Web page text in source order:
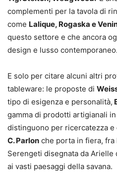
complementi per la tavola di
come Lalique, Rogaska e
questo settore e che ancora
design e lusso contemporaneo.
E solo per citare alcuni altri
tableware: le proposte di
tipo di esigenza e personalità,
gamma di prodotti artigianali
distinguono per ricercatezza e
C. Parlon che porta in fiera,
Serengeti disegnata da
ai vasti paesaggi della savana.